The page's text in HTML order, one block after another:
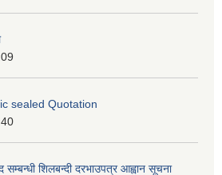
sealed Quotation
शिलबन्दी दरभाउपत्र आह्वान सूचना